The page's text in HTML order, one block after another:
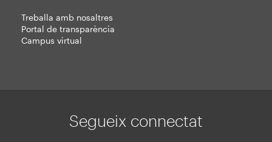
Treballa amb nosaltres
Portal de transparència
Campus virtual
Segueix connectat